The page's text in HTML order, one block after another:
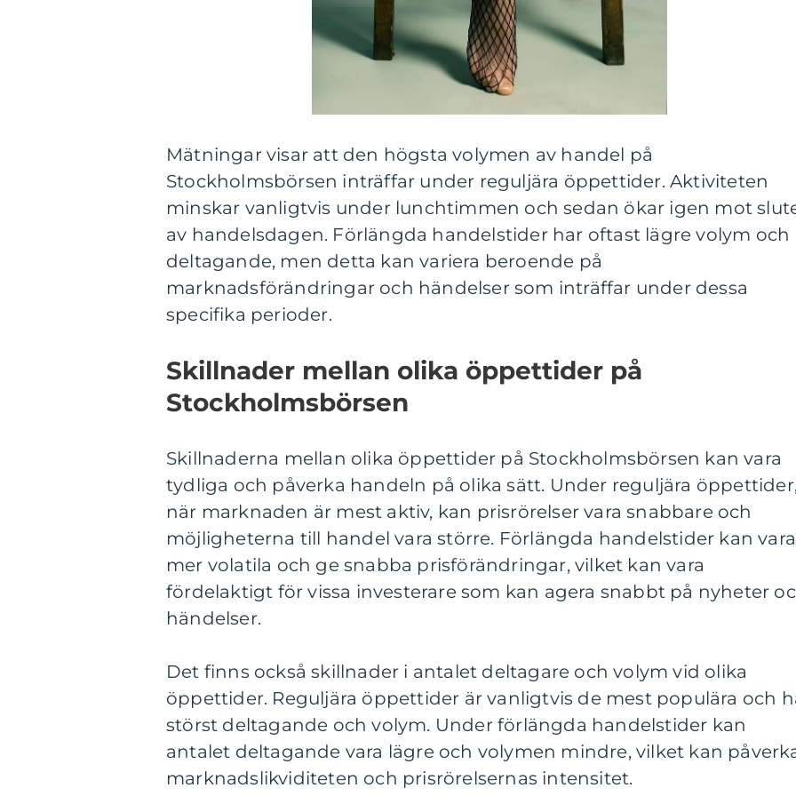
Mätningar visar att den högsta volymen av handel på
Stockholmsbörsen inträffar under reguljära öppettider. Aktiviteten
minskar vanligtvis under lunchtimmen och sedan ökar igen mot
av handelsdagen. Förlängda handelstider har oftast lägre volym och
deltagande, men detta kan variera beroende på
marknadsförändringar och händelser som inträffar under dessa
specifika perioder.
Skillnader mellan olika öppettider på
Stockholmsbörsen
Skillnaderna mellan olika öppettider på Stockholmsbörsen kan vara
tydliga och påverka handeln på olika sätt. Under reguljära
när marknaden är mest aktiv, kan prisrörelser vara snabbare och
möjligheterna till handel vara större. Förlängda handelstider kan vara
mer volatila och ge snabba prisförändringar, vilket kan vara
fördelaktigt för vissa investerare som kan agera snabbt på nyheter
händelser.
Det finns också skillnader i antalet deltagare och volym vid olika
öppettider. Reguljära öppettider är vanligtvis de mest populära och
störst deltagande och volym. Under förlängda handelstider kan
antalet deltagande vara lägre och volymen mindre, vilket kan
marknadslikviditeten och prisrörelsernas intensitet.